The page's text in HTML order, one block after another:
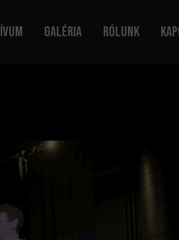
Galéria Rólunk